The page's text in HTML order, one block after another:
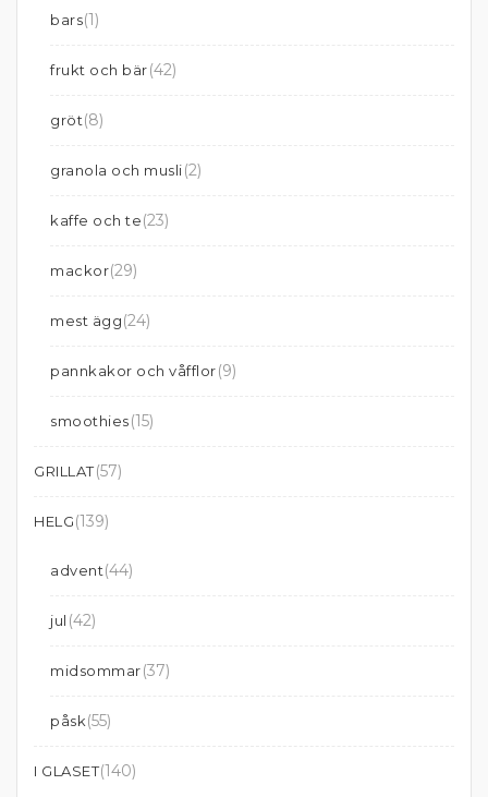
bars(1)
frukt och bär(42)
gröt(8)
granola och musli(2)
kaffe och te(23)
mackor(29)
mest ägg(24)
pannkakor och våfflor(9)
smoothies(15)
GRILLAT(57)
HELG(139)
advent(44)
jul (42)
midsommar(37)
påsk(55)
I GLASET(140)